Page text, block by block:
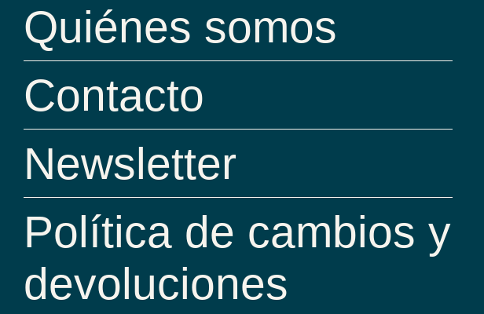
Quiénes somos
Contacto
Newsletter
Política de cambios y
devoluciones